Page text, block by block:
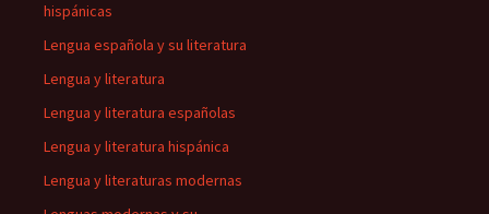
hispánicas
Lengua española y su literatura
Lengua y literatura
Lengua y literatura españolas
Lengua y literatura hispánica
Lengua y literaturas modernas